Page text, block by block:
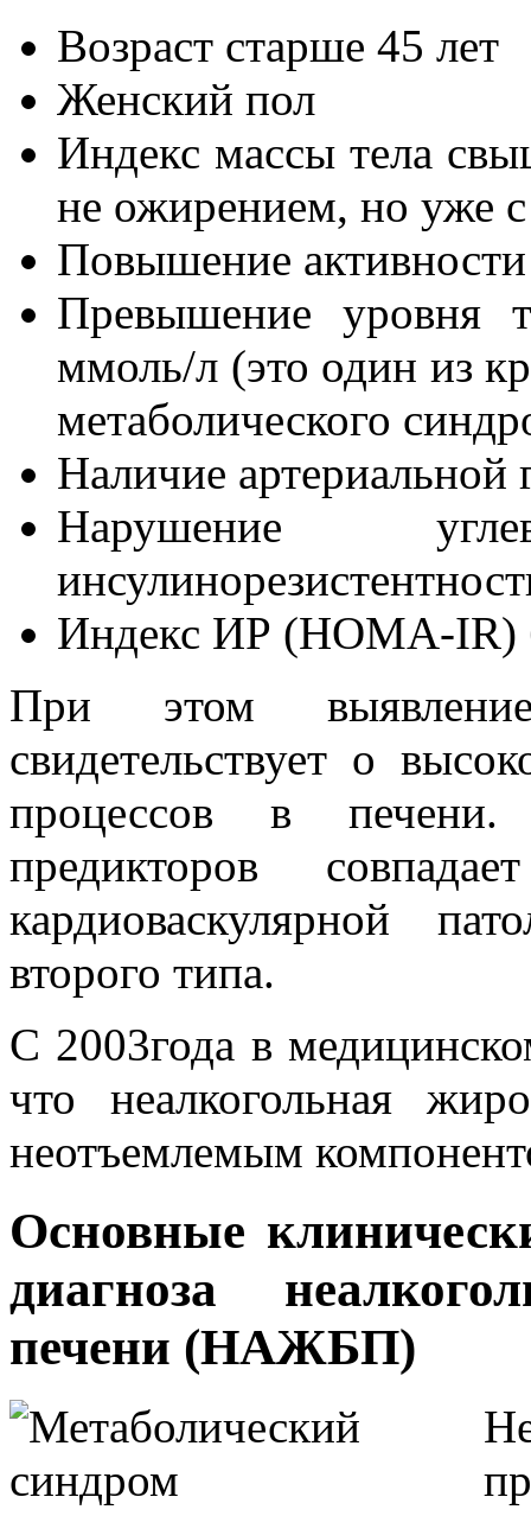
Возраст старше 45 лет
Женский пол
Индекс массы тела
не ожирением, но уже
Повышение
Превышение уровня
ммоль/л (это один из
метаболического
Наличие артериальной
Нарушение
Индекс ИР (HOMA-IR)
При этом
свидетельствует о
процессов в
предикторов
кардиоваскулярной
второго типа.
C 2003года в
что неалкогольная
неотъемлемым
Основные
диагноза
печени (НАЖБП)